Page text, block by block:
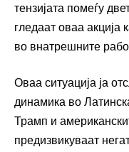
тензијата помеѓу
гледаат оваа
во внатрешните
Оваа ситуација ја
динамика во
Трамп и
предизвикуваат